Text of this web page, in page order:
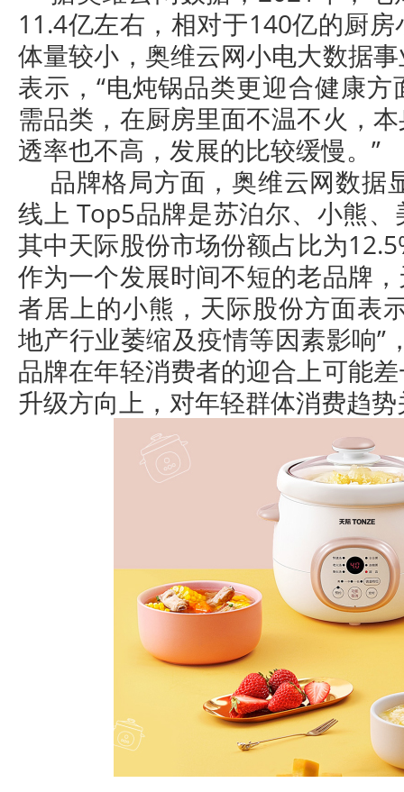
11.4亿左右，相对于140亿的厨
体量较小，奥维云网小电大数据
表示，“电炖锅品类更迎合健康
需品类，在厨房里面不温不火，
透率也不高，发展的比较缓慢。”
品牌格局方面，奥维云网数据
线上 Top5品牌是苏泊尔、小熊
其中天际股份市场份额占比为
作为一个发展时间不短的老品牌
者居上的小熊，天际股份方面表
地产行业萎缩及疫情等因素影响”
品牌在年轻消费者的迎合上可能
升级方向上，对年轻群体消费趋势